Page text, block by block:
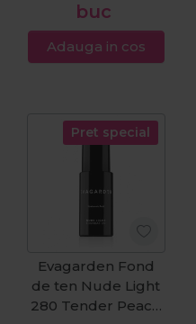
buc
Adauga in cos
Pret special
Evagarden Fond
de ten Nude Light
280 Tender Peach